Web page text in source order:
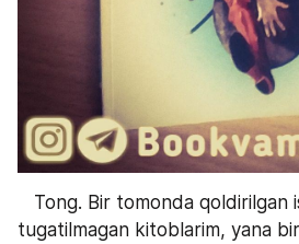
tugatilmagan kitoblarim, yana